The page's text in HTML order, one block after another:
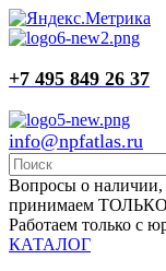
+7 495 849 26 37
info@npfatlas.ru
Вопросы о наличии,
принимаем ТОЛЬКО
Работаем только с
КАТАЛОГ